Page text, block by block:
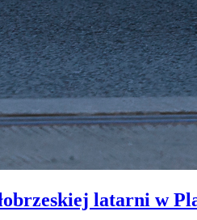
latarni w